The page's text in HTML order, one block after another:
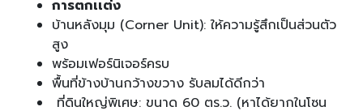
การตกเเต่ง
บ้านหลังมุม (Corner Unit): ให้ความรู้สึกเป็นส่วนตัว
สูง
พร้อมเฟอร์นิเจอร์ครบ
พื้นที่ข้างบ้านกว้างขวาง รับลมได้ดีกว่า
ที่ดินใหญ่พิเศษ: ขนาด 60 ตร.ว. (หาได้ยากในโซน